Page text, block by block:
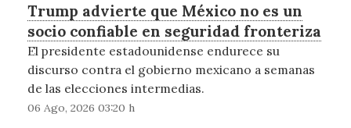
Trump advierte que México no es un
socio confiable en seguridad fronteriza
El presidente estadounidense endurece su
discurso contra el gobierno mexicano a semanas
de las elecciones intermedias.
06 Ago, 2026 03:20 h